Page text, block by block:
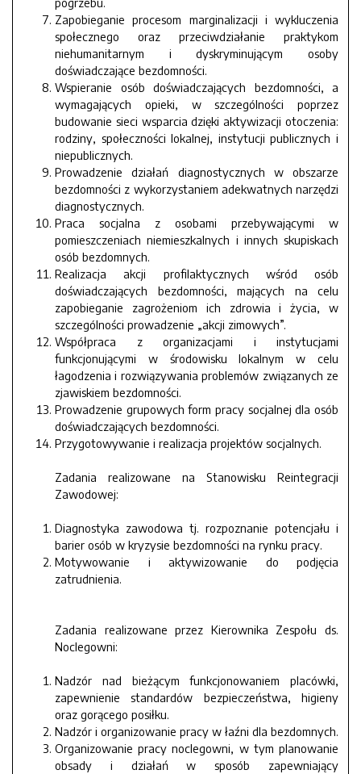
Zapobieganie procesom marginalizacji i wykluczenia
społecznego oraz przeciwdziałanie praktykom
niehumanitarnym i dyskryminującym osoby
doświadczające bezdomności.
Wspieranie osób doświadczających bezdomności, a
wymagających opieki, w szczególności poprzez
budowanie sieci wsparcia dzięki aktywizacji otoczenia:
rodziny, społeczności lokalnej, instytucji publicznych i
niepublicznych.
Prowadzenie działań diagnostycznych w obszarze
bezdomności z wykorzystaniem adekwatnych narzędzi
diagnostycznych.
Praca socjalna z osobami przebywającymi w
pomieszczeniach niemieszkalnych i innych skupiskach
osób bezdomnych.
Realizacja akcji profilaktycznych wśród osób
doświadczających bezdomności, mających na celu
zapobieganie zagrożeniom ich zdrowia i życia, w
szczególności prowadzenie „akcji zimowych”.
Współpraca z organizacjami i instytucjami
funkcjonującymi w środowisku lokalnym w celu
łagodzenia i rozwiązywania problemów związanych ze
zjawiskiem bezdomności.
Prowadzenie grupowych form pracy socjalnej dla osób
doświadczających bezdomności.
Przygotowywanie i realizacja projektów socjalnych.
Zadania realizowane na Stanowisku Reintegracji
Zawodowej:
Diagnostyka zawodowa tj. rozpoznanie potencjału i
barier osób w kryzysie bezdomności na rynku pracy.
Motywowanie i aktywizowanie do podjęcia
zatrudnienia.
Zadania realizowane przez Kierownika Zespołu ds.
Noclegowni:
Nadzór nad bieżącym funkcjonowaniem placówki,
zapewnienie standardów bezpieczeństwa, higieny
oraz gorącego posiłku.
Nadzór i organizowanie pracy w łaźni dla bezdomnych.
Organizowanie pracy noclegowni, w tym planowanie
obsady i działań w sposób zapewniający